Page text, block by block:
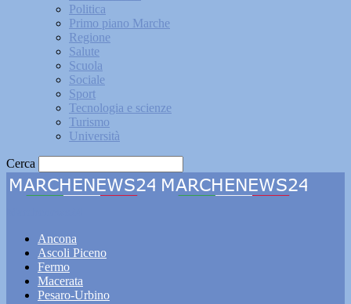
Politica
Primo piano Marche
Regione
Salute
Scuola
Sociale
Sport
Tecnologia e scienze
Turismo
Università
Cerca
Ancona
Ascoli Piceno
Fermo
Macerata
Pesaro-Urbino